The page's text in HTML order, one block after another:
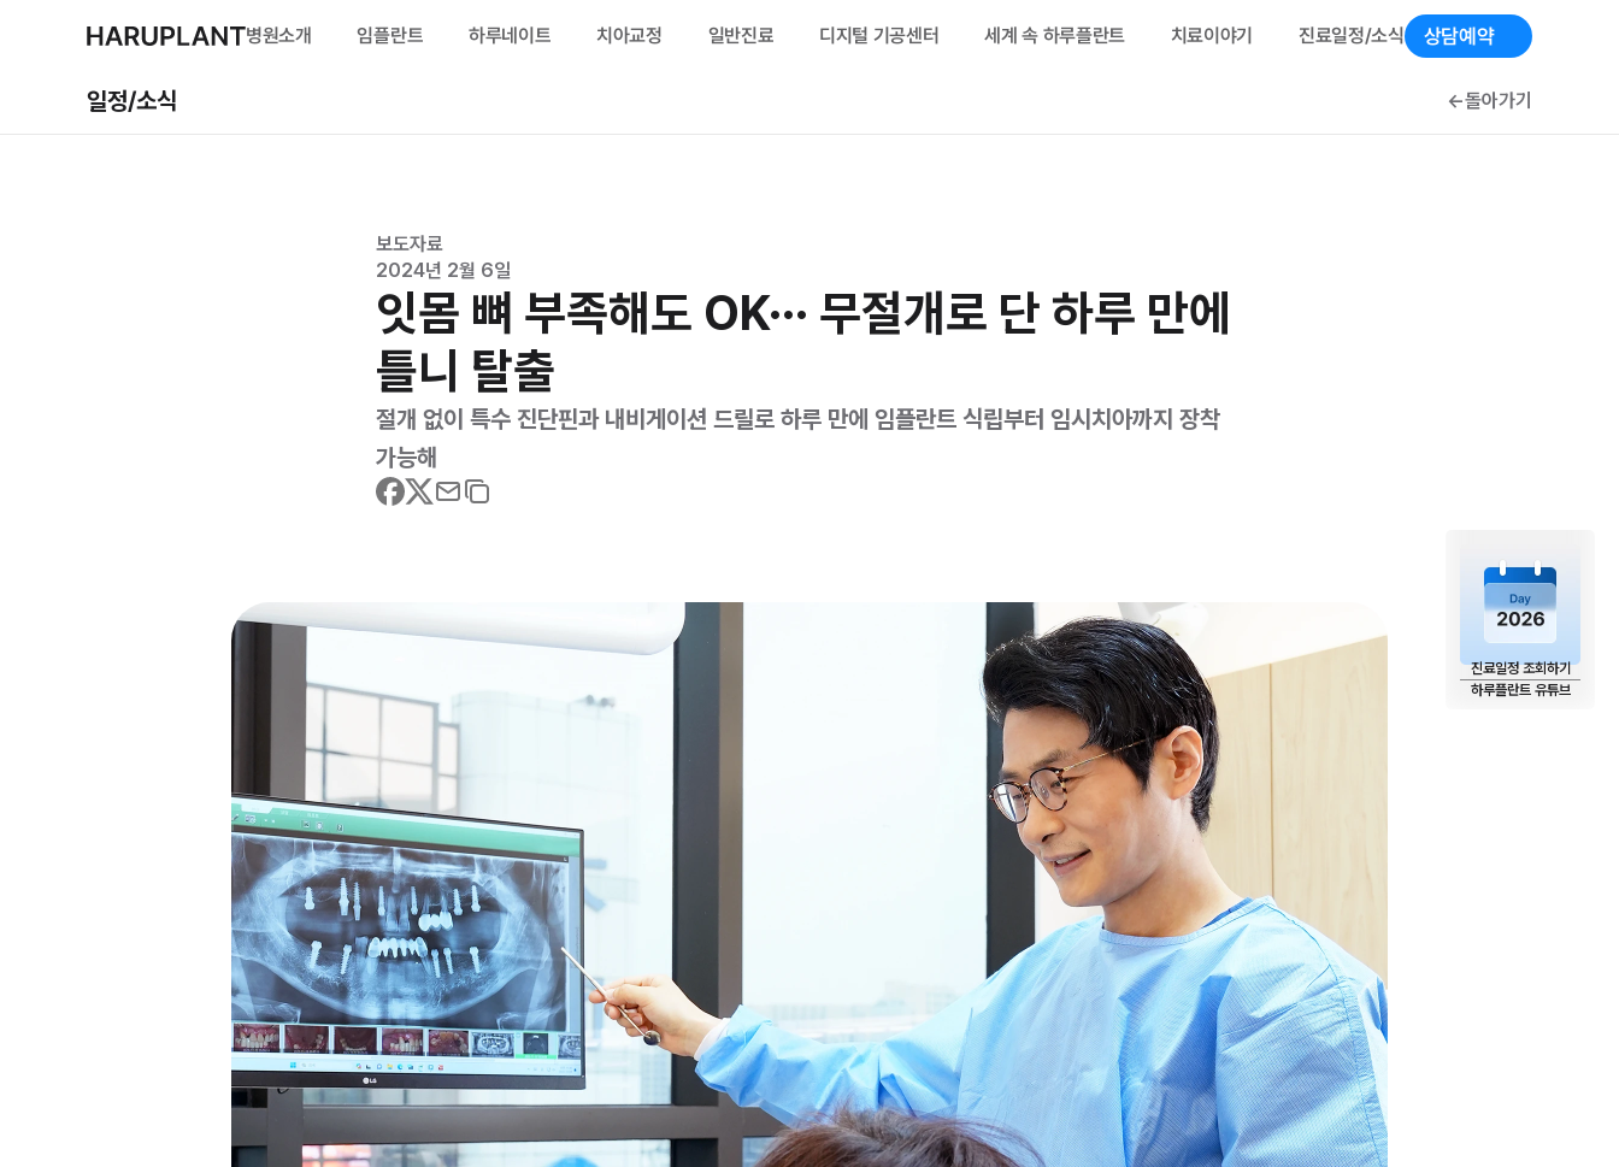
보도자료
2024년 2월 6일
잇몸 뼈 부족해도 OK··· 무절개로 단 하루 만에
틀니 탈출
절개 없이 특수 진단핀과 내비게이션 드릴로 하루 만에 임플란트 식립부터 임시치아까지 장착
가능해
병원소개 임플란트 하루네이트 치아교정 일반진료 디지털 기공센터 세계 속 하루플란트 치료이야기 진료일정/소식 상담예약
진료시간/오시는길
인증 및 수상
무절개 임플란트
하루플라즈마 임플란트
수면 임플란트
뼈이식 임플란트
일정/소식 ←돌아가기
진료일정 조회하기
하루플란트 유튜브